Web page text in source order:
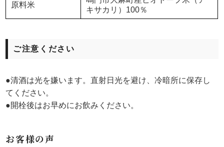
原料米
キサカリ）100％
ご注意ください
●清酒は光を嫌います。直射日光を避け、冷暗所に保存し
てください。
●開栓後はお早めにお飲みください。
お客様の声